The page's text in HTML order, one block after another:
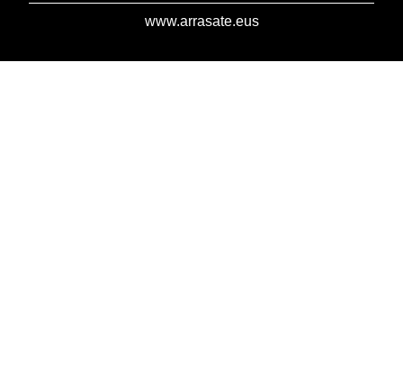
www.arrasate.eus